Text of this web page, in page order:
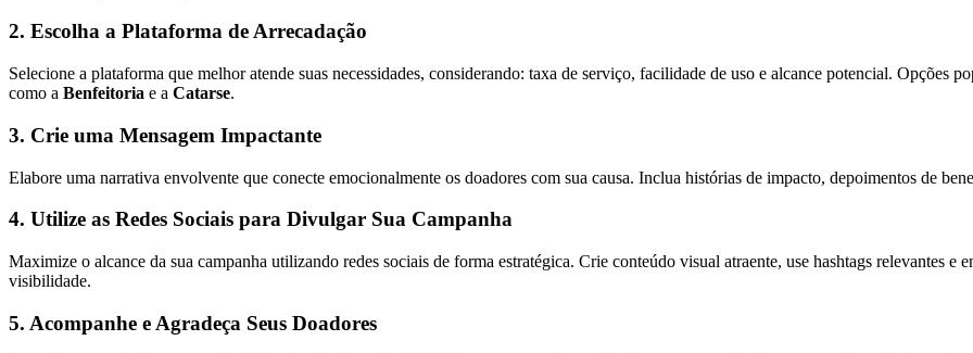
2. Escolha a Plataforma de Arrecadação
Selecione a plataforma que melhor atende suas necessidades, considerando: taxa de serviço, facilidade de uso e alcance potencial. Opções
como a Benfeitoria e a Catarse.
3. Crie uma Mensagem Impactante
Elabore uma narrativa envolvente que conecte emocionalmente os doadores com sua causa. Inclua histórias de impacto, depoimentos de
4. Utilize as Redes Sociais para Divulgar Sua Campanha
Maximize o alcance da sua campanha utilizando redes sociais de forma estratégica. Crie conteúdo visual atraente, use hashtags relevantes e
visibilidade.
5. Acompanhe e Agradeça Seus Doadores